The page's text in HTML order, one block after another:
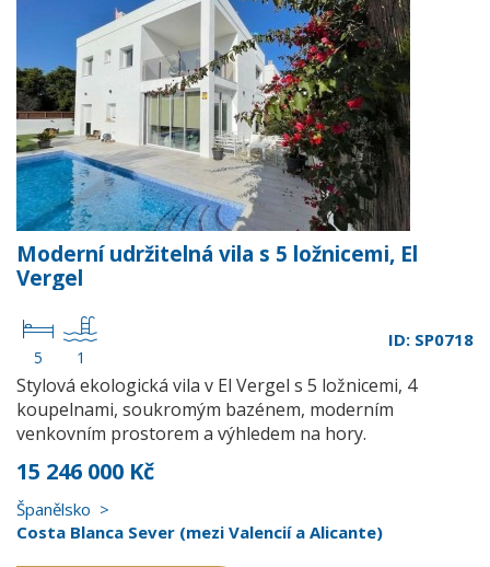
Moderní udržitelná vila s 5 ložnicemi, El
Vergel
5 1
ID: SP0718
Stylová ekologická vila v El Vergel s 5 ložnicemi, 4
koupelnami, soukromým bazénem, moderním
venkovním prostorem a výhledem na hory.
15 246 000 Kč
Španělsko
Costa Blanca Sever (mezi Valencií a Alicante)